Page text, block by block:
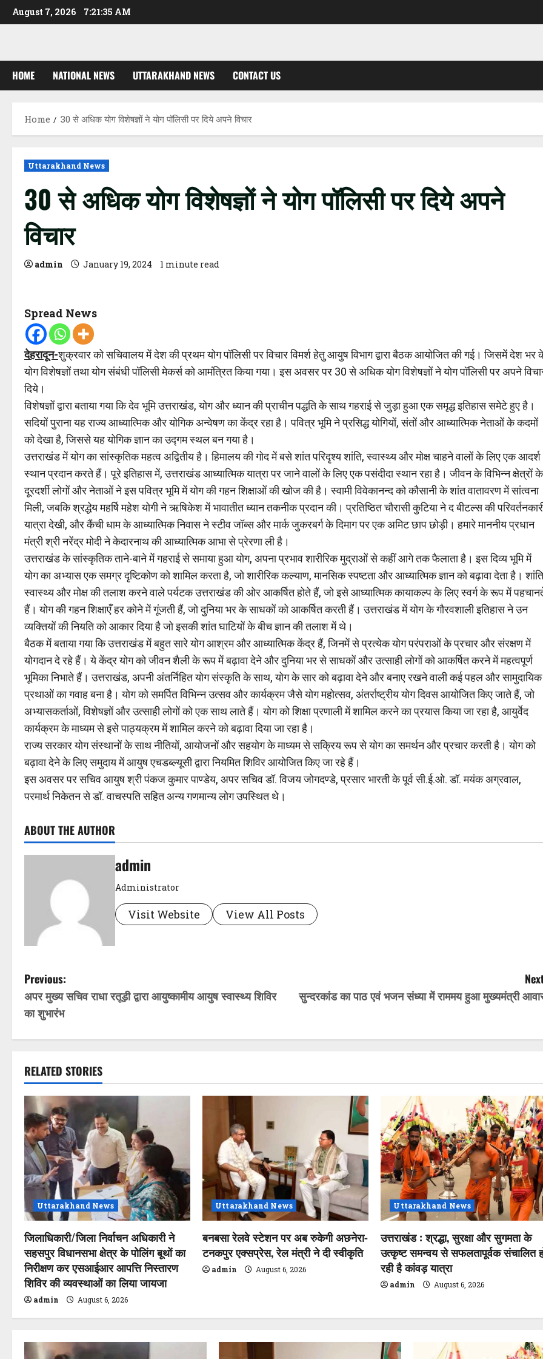
Skip
to
August 7, 2026 7:21:36 AM
HOME NATIONAL NEWS UTTARAKHAND NEWS CONTACT US
Home 30 से अधिक योग विशेषज्ञों ने योग पॉलिसी पर दिये अपने विचार
Uttarakhand News
30 से अधिक योग विशेषज्ञों ने योग पॉलिसी पर दिये अपने
विचार
admin January 19, 2024 1 minute read
Spread News
देहरादून-शुक्रवार को सचिवालय में देश की प्रथम योग पॉलिसी पर विचार विमर्श हेतु आयुष विभाग द्वारा बैठक आयोजित की गई। जिसमें देश भर
योग विशेषज्ञों तथा योग संबंधी पॉलिसी मेकर्स को आमंत्रित किया गया। इस अवसर पर 30 से अधिक योग विशेषज्ञों ने योग पॉलिसी पर अपने
दिये।
विशेषज्ञों द्वारा बताया गया कि देव भूमि उत्तराखंड, योग और ध्यान की प्राचीन पद्धति के साथ गहराई से जुड़ा हुआ एक समृद्ध इतिहास समेटे हुए है।
सदियों पुराना यह राज्य आध्यात्मिक और योगिक अन्वेषण का केंद्र रहा है। पवित्र भूमि ने प्रसिद्ध योगियों, संतों और आध्यात्मिक नेताओं के कदमों
को देखा है, जिससे यह योगिक ज्ञान का उद्गम स्थल बन गया है।
उत्तराखंड में योग का सांस्कृतिक महत्व अद्वितीय है। हिमालय की गोद में बसे शांत परिदृश्य शांति, स्वास्थ्य और मोक्ष चाहने वालों के लिए एक आदर्श
स्थान प्रदान करते हैं। पूरे इतिहास में, उत्तराखंड आध्यात्मिक यात्रा पर जाने वालों के लिए एक पसंदीदा स्थान रहा है। जीवन के विभिन्न क्षेत्रों के
दूरदर्शी लोगों और नेताओं ने इस पवित्र भूमि में योग की गहन शिक्षाओं की खोज की है। स्वामी विवेकानन्द को कौसानी के शांत वातावरण में सांत्वना
मिली, जबकि श्रद्धेय महर्षि महेश योगी ने ऋषिकेश में भावातीत ध्यान तकनीक प्रदान की। प्रतिष्ठित चौरासी कुटिया ने द बीटल्स की
यात्रा देखी, और कैंची धाम के आध्यात्मिक निवास ने स्टीव जॉब्स और मार्क जुकरबर्ग के दिमाग पर एक अमिट छाप छोड़ी। हमारे माननीय प्रधान
मंत्री श्री नरेंद्र मोदी ने केदारनाथ की आध्यात्मिक आभा से प्रेरणा ली है।
उत्तराखंड के सांस्कृतिक ताने-बाने में गहराई से समाया हुआ योग, अपना प्रभाव शारीरिक मुद्राओं से कहीं आगे तक फैलाता है। इस दिव्य भूमि में
योग का अभ्यास एक समग्र दृष्टिकोण को शामिल करता है, जो शारीरिक कल्याण, मानसिक स्पष्टता और आध्यात्मिक ज्ञान को बढ़ावा देता है।
स्वास्थ्य और मोक्ष की तलाश करने वाले पर्यटक उत्तराखंड की ओर आकर्षित होते हैं, जो इसे आध्यात्मिक कायाकल्प के लिए स्वर्ग के रूप में
हैं। योग की गहन शिक्षाएँ हर कोने में गूंजती हैं, जो दुनिया भर के साधकों को आकर्षित करती हैं। उत्तराखंड में योग के गौरवशाली इतिहास ने उन
व्यक्तियों की नियति को आकार दिया है जो इसकी शांत घाटियों के बीच ज्ञान की तलाश में थे।
बैठक में बताया गया कि उत्तराखंड में बहुत सारे योग आश्रम और आध्यात्मिक केंद्र हैं, जिनमें से प्रत्येक योग परंपराओं के प्रचार और संरक्षण में
योगदान दे रहे हैं। ये केंद्र योग को जीवन शैली के रूप में बढ़ावा देने और दुनिया भर से साधकों और उत्साही लोगों को आकर्षित करने में महत्वपूर्ण
भूमिका निभाते हैं। उत्तराखंड, अपनी अंतर्निहित योग संस्कृति के साथ, योग के सार को बढ़ावा देने और बनाए रखने वाली कई पहल और सामुदायिक
प्रथाओं का गवाह बना है। योग को समर्पित विभिन्न उत्सव और कार्यक्रम जैसे योग महोत्सव, अंतर्राष्ट्रीय योग दिवस आयोजित किए जाते हैं, जो
अभ्यासकर्ताओं, विशेषज्ञों और उत्साही लोगों को एक साथ लाते हैं। योग को शिक्षा प्रणाली में शामिल करने का प्रयास किया जा रहा है, आयुर्वेद
कार्यक्रम के माध्यम से इसे पाठ्यक्रम में शामिल करने को बढ़ावा दिया जा रहा है।
राज्य सरकार योग संस्थानों के साथ नीतियों, आयोजनों और सहयोग के माध्यम से सक्रिय रूप से योग का समर्थन और प्रचार करती है। योग को
बढ़ावा देने के लिए समुदाय में आयुष एचडब्ल्यूसी द्वारा नियमित शिविर आयोजित किए जा रहे हैं।
इस अवसर पर सचिव आयुष श्री पंकज कुमार पाण्डेय, अपर सचिव डॉ. विजय जोगदण्डे, प्रसार भारती के पूर्व सी.ई.ओ. डॉ. मयंक अग्रवाल,
परमार्थ निकेतन से डॉ. वाचस्पति सहित अन्य गणमान्य लोग उपस्थित थे।
ABOUT THE AUTHOR
admin
Administrator
Visit Website View All Posts
P
o
s
n
a
v
i
g
a
t
i
o
n
Previous:
अपर मुख्य सचिव राधा रतूड़ी द्वारा आयुष्कामीय आयुष स्वास्थ्य शिविर
का शुभारंभ
सुन्दरकांड का पाठ एवं भजन संध्या में राममय हुआ मुख्यमंत्री
RELATED STORIES
Uttarakhand News
जिलाधिकारी/जिला निर्वाचन अधिकारी ने
सहसपुर विधानसभा क्षेत्र के पोलिंग बूथों का
निरीक्षण कर एसआईआर आपत्ति निस्तारण
शिविर की व्यवस्थाओं का लिया जायजा
admin August 6, 2026
Uttarakhand News
बनबसा रेलवे स्टेशन पर अब रुकेगी अछनेरा-
टनकपुर एक्सप्रेस, रेल मंत्री ने दी स्वीकृति
admin August 6, 2026
Uttarakhand News
उत्तराखंड : श्रद्धा, सुरक्षा और सुगमता के
उत्कृष्ट समन्वय से सफलतापूर्वक संचालित
रही है कांवड़ यात्रा
admin August 6, 2026